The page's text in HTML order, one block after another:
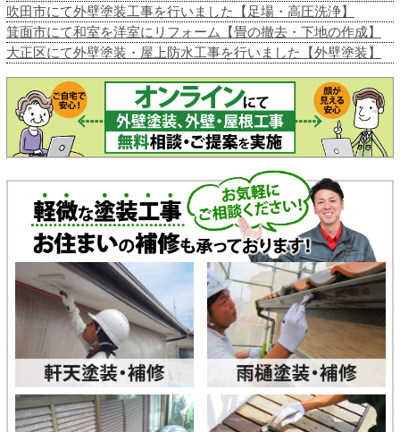
吹田市にて外壁塗装工事を行いました【足場・高圧洗浄】
箕面市にて和室を洋室にリフォーム【畳の撤去・下地の作成】
大正区にて外壁塗装・屋上防水工事を行いました【外壁塗装】